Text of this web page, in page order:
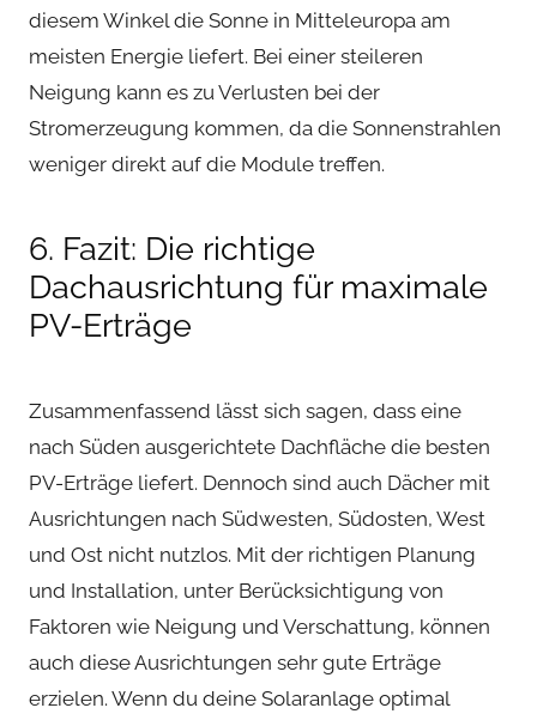
diesem Winkel die Sonne in Mitteleuropa am
meisten Energie liefert. Bei einer steileren
Neigung kann es zu Verlusten bei der
Stromerzeugung kommen, da die Sonnenstrahlen
weniger direkt auf die Module treffen.
6. Fazit: Die richtige
Dachausrichtung für maximale
PV-Erträge
Zusammenfassend lässt sich sagen, dass eine
nach Süden ausgerichtete Dachfläche die besten
PV-Erträge liefert. Dennoch sind auch Dächer mit
Ausrichtungen nach Südwesten, Südosten, West
und Ost nicht nutzlos. Mit der richtigen Planung
und Installation, unter Berücksichtigung von
Faktoren wie Neigung und Verschattung, können
auch diese Ausrichtungen sehr gute Erträge
erzielen. Wenn du deine Solaranlage optimal